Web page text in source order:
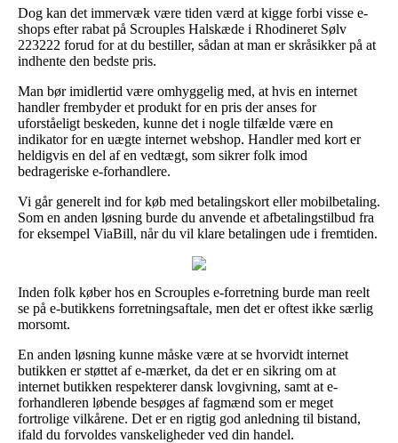
Dog kan det immervæk være tiden værd at kigge forbi visse e-
shops efter rabat på Scrouples Halskæde i Rhodineret Sølv
223222 forud for at du bestiller, sådan at man er skråsikker på at
indhente den bedste pris.
Man bør imidlertid være omhyggelig med, at hvis en internet
handler frembyder et produkt for en pris der anses for
uforståeligt beskeden, kunne det i nogle tilfælde være en
indikator for en uægte internet webshop. Handler med kort er
heldigvis en del af en vedtægt, som sikrer folk imod
bedrageriske e-forhandlere.
Vi går generelt ind for køb med betalingskort eller mobilbetaling.
Som en anden løsning burde du anvende et afbetalingstilbud fra
for eksempel ViaBill, når du vil klare betalingen ude i fremtiden.
Inden folk køber hos en Scrouples e-forretning burde man reelt
se på e-butikkens forretningsaftale, men det er oftest ikke særlig
morsomt.
En anden løsning kunne måske være at se hvorvidt internet
butikken er støttet af e-mærket, da det er en sikring om at
internet butikken respekterer dansk lovgivning, samt at e-
forhandleren løbende besøges af fagmænd som er meget
fortrolige vilkårene. Det er en rigtig god anledning til bistand,
ifald du forvoldes vanskeligheder ved din handel.